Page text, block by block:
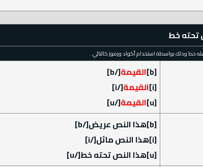
خط
خط وذلك بواسطة استخدام أكواد ورموز كالتالي .
[b] القيمة[/b]
[i] القيمة[/i]
[u] القيمة[/u]
[b]هذا النص عريض[/b]
[i]هذا النص مائل[/i]
[u]هذا النص تحته خط[/u]